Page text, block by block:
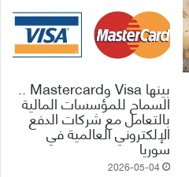
بينها Visa وMastercard ..
السماح للمؤسسات المالية
بالتعامل مع شركات الدفع
الإلكتروني العالمية في
سوريا
2026-05-04